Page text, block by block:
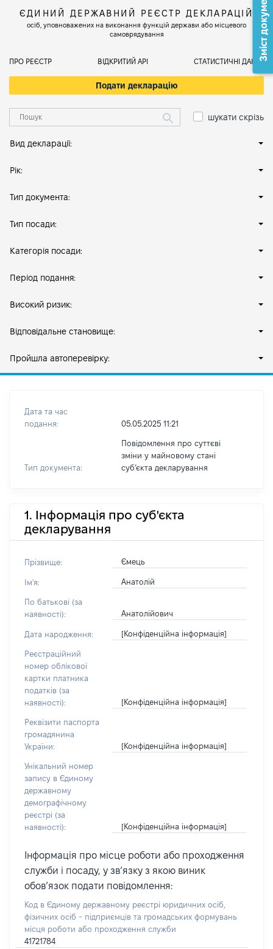
ЄДИНИЙ ДЕРЖАВНИЙ РЕЄСТР ДЕКЛАРАЦІЙ
осіб, уповноважених на виконання функцій держави або місцевого
самоврядування
ПРО РЕЄСТР ВІДКРИТИЙ АРІ СТАТИСТИЧНІ ДАНІ
Подати декларацію
шукати скрізь
Вид декларації:
Рік:
Тип документа:
Тип посади:
Категорія посади:
Період подання:
Високий ризик:
Відповідальне становище:
Пройшла автоперевірку:
Дата та час
подання:
05.05.2025 11:21
Тип документа:
Повідомлення про суттєві
зміни у майновому стані
субʼєкта декларування
1. Інформація про суб'єкта
декларування
Прізвище: Ємець
Ім'я: Анатолій
По батькові (за
наявності):
Анатолійович
Дата народження: [Конфіденційна інформація]
Реєстраційний
номер облікової
картки платника
податків (за
наявності):
[Конфіденційна інформація]
Реквізити паспорта
громадянина
України:
[Конфіденційна інформація]
Унікальний номер
запису в Єдиному
державному
демографічному
реєстрі (за
наявності):
[Конфіденційна інформація]
Інформація про місце роботи або проходження
служби і посаду, у зв’язку з якою виник
обов’язок подати повідомлення:
Код в Єдиному державному реєстрі юридичних осіб,
фізичних осіб - підприємців та громадських формувань
місця роботи або проходження служби
41721784
Зміст документа